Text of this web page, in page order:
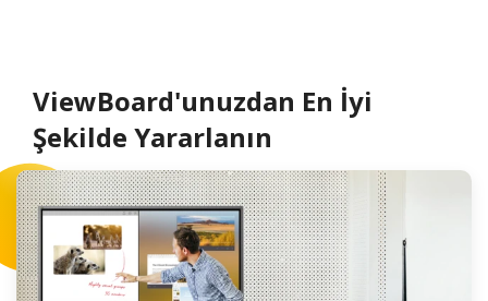
ViewBoard'unuzdan En İyi
Şekilde Yararlanın